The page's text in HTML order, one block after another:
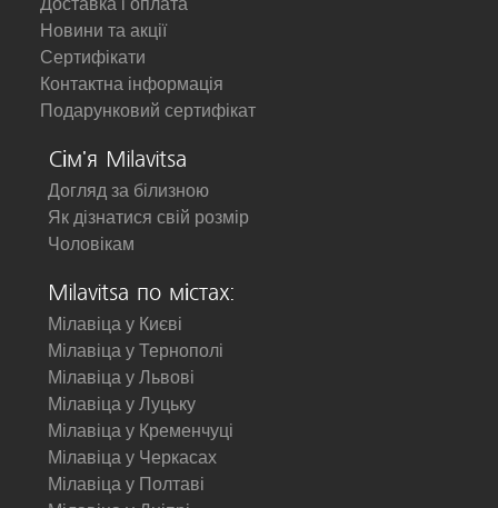
Доставка і оплата
Новини та акції
Сертифікати
Контактна інформація
Подарунковий сертифікат
Сім'я Milavitsa
Догляд за білизною
Як дізнатися свій розмір
Чоловікам
Milavitsa по містах:
Мілавіца у Києві
Мілавіца у Тернополі
Мілавіца у Львові
Мілавіца у Луцьку
Мілавіца у Кременчуці
Мілавіца у Черкасах
Мілавіца у Полтаві